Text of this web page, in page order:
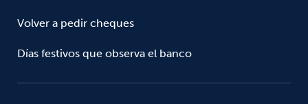
Volver a pedir cheques
Días festivos que observa el banco